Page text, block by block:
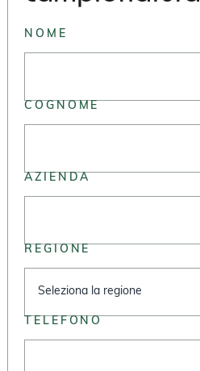
NOME
COGNOME
AZIENDA
REGIONE
TELEFONO